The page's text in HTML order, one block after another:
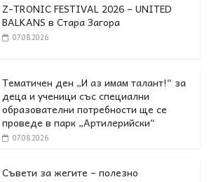
Z-TRONIC FESTIVAL 2026 – UNITED
BALKANS в Стара Загора
07.08.2026
Тематичен ден „И аз имам талант!“ за
деца и ученици със специални
образователни потребности ще се
проведе в парк „Артилерийски“
07.08.2026
Съвети за жегите – полезно